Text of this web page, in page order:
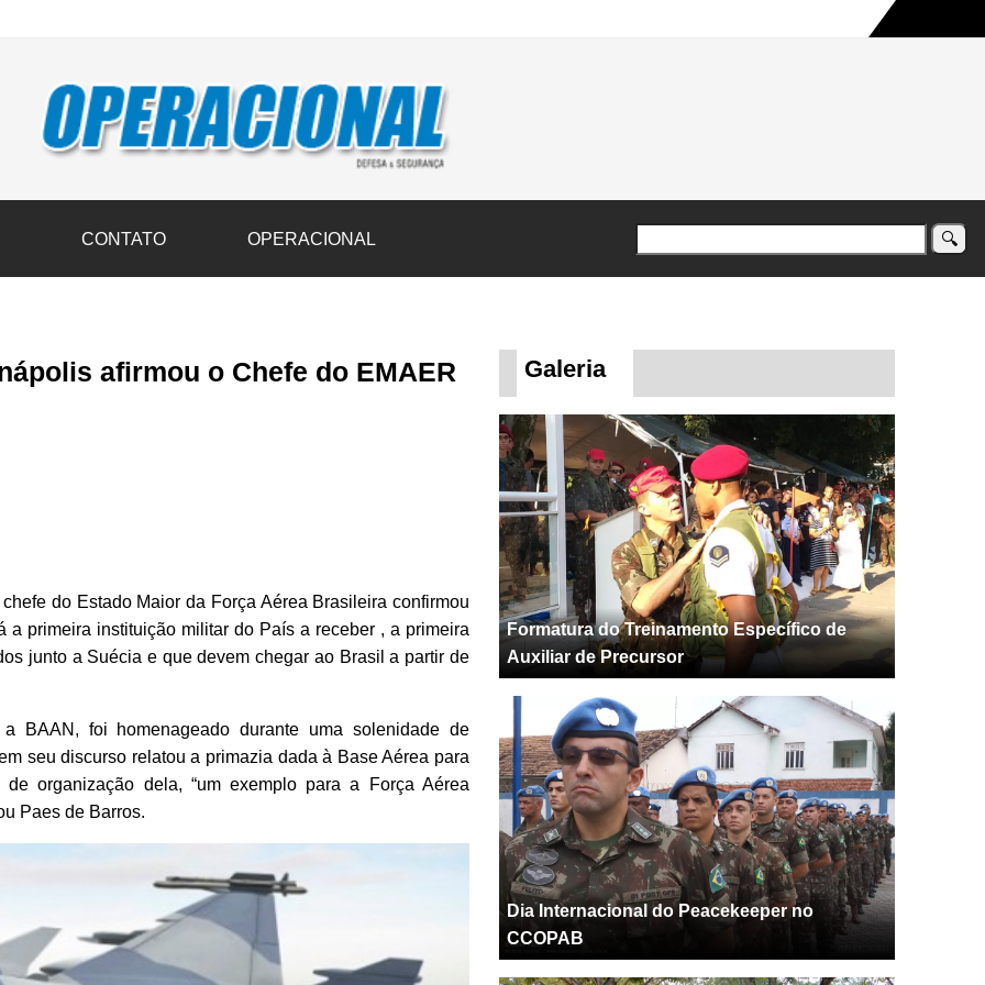
CONTATO OPERACIONAL
afirmou o Chefe do EMAER
do Estado Maior da Força Aérea Brasileira confirmou
primeira instituição militar do País a receber , a primeira
junto a Suécia e que devem chegar ao Brasil a partir de
BAAN, foi homenageado durante uma solenidade de
seu discurso relatou a primazia dada à Base Aérea para
organização dela, “um exemplo para a Força Aérea
Paes de Barros.
Galeria
Formatura do Treinamento Específico de
Auxiliar de Precursor
Dia Internacional do Peacekeeper no
CCOPAB